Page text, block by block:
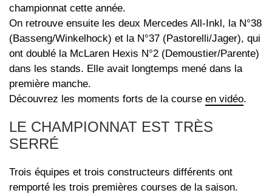
championnat cette année.
On retrouve ensuite les deux Mercedes All-Inkl, la N°38
(Basseng/Winkelhock) et la N°37 (Pastorelli/Jager), qui
ont doublé la McLaren Hexis N°2 (Demoustier/Parente)
dans les stands. Elle avait longtemps mené dans la
première manche.
Découvrez les moments forts de la course en vidéo.
LE CHAMPIONNAT EST TRÈS
SERRÉ
Trois équipes et trois constructeurs différents ont
remporté les trois premières courses de la saison.